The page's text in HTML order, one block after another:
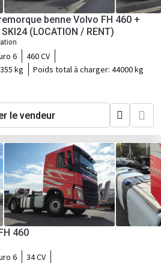
benne Volvo FH 460 +
(LOCATION / RENT)
6
460 CV
kg Poids total à charger: 44000 kg
le vendeur
460
6
34 CV